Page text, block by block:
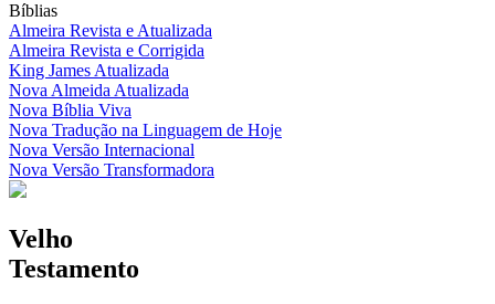
Bíblias
Almeira Revista e Atualizada
Almeira Revista e Corrigida
King James Atualizada
Nova Almeida Atualizada
Nova Bíblia Viva
Nova Tradução na Linguagem de Hoje
Nova Versão Internacional
Nova Versão Transformadora
Velho
Testamento